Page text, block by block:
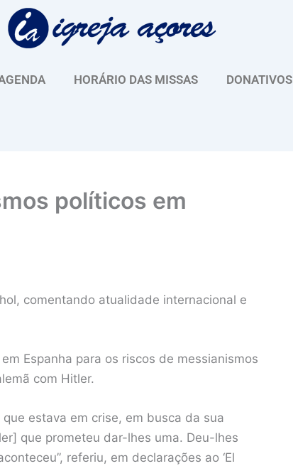
HORÁRIO DAS MISSAS DONATIVOS
políticos em
comentando atualidade internacional e
Espanha para os riscos de messianismos
com Hitler.
estava em crise, em busca da sua
que prometeu dar-lhes uma. Deu-lhes
referiu, em declarações ao ‘El